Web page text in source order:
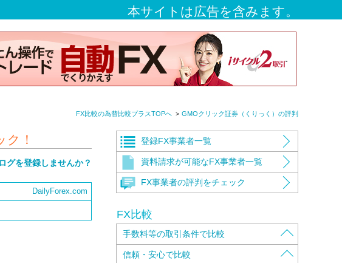
本サイトは広告を含みます。
FX比較の為替比較プラスTOPへ GMOクリック証券（くりっく）の評判
登録FX事業者一覧
資料請求が可能なFX事業者一覧
FX事業者の評判をチェック
FX比較
手数料等の取引条件で比較
取扱通貨ペアで比較
信頼・安心で比較
！
グを登録しませんか？
DailyForex.com